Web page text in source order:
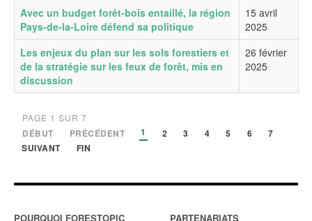
Avec un budget forêt-bois entaillé, la région
Pays-de-la-Loire défend sa politique
15 avril
2025
Les enjeux du plan sur les sols forestiers et
de la stratégie sur les feux de forêt, mis en
discussion
26 février
2025
PAGE 1 SUR 7
DÉBUT PRÉCÉDENT 1 2 3 4 5 6
7
SUIVANT
FIN
POURQUOI FORESTOPIC PARTENARIATS